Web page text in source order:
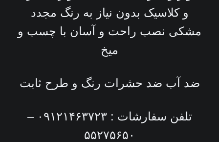
و کلاسیک بدون نیاز به رنگ مجدد
مشکی نصب راحت و آسان با چسب و
میخ
ضد آب ضد حشرات رنگ و طرح ثابت
تلفن سفارشات : ۰۹۱۲۱۴۶۳۷۲۳ –
۵۵۲۷۵۶۵۰